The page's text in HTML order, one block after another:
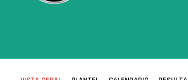
SELEÇÕES
PROJETOS